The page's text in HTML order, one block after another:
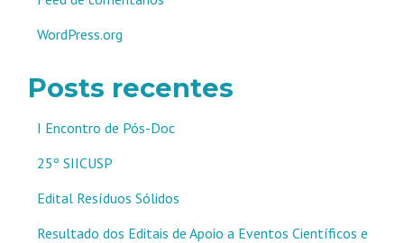
WordPress.org
Posts recentes
I Encontro de Pós-Doc
25º SIICUSP
Edital Resíduos Sólidos
Resultado dos Editais de Apoio a Eventos Científicos e